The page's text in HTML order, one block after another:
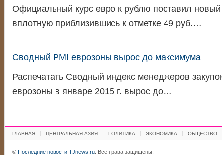
Официальный курс евро к рублю поставил
вплотную приблизившись к отметке 49 руб.…
Сводный PMI еврозоны вырос до максимума
Распечатать Сводный индекс менеджеров
еврозоны в январе 2015 г. вырос до…
ГЛАВНАЯ ЦЕНТРАЛЬНАЯ АЗИЯ ПОЛИТИКА ЭКОНОМИКА ОБЩЕСТВО
© Последние новости TJnews.ru. Все права защищены.